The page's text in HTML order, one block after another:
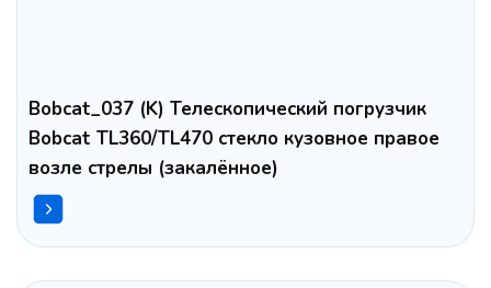
Bobcat_037 (K) Телескопический погрузчик
Bobcat TL360/TL470 стекло кузовное правое
возле стрелы (закалённое)